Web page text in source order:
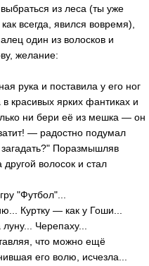
из леса (ты уже
всегда, явился вовремя),
один из волосков и
желание:
рука и поставила у его ног
красивых ярких фантиках и
ни бери её из мешка — он
— радостно подумал
Поразмышляв
волосок и стал
"Футбол"...
Куртку — как у Гоши...
Черепаху...
что можно ещё
его волю, исчезла...